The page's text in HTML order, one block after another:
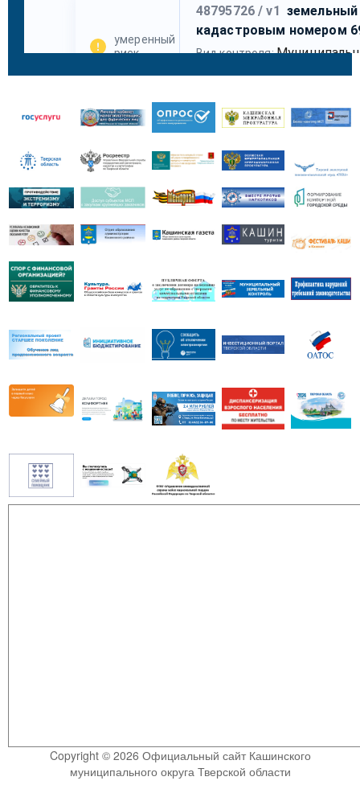
Copyright © 2026 Официальный сайт Кашинского
муниципального округа Тверской области